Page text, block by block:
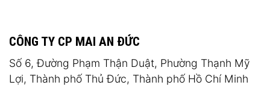
CÔNG TY CP MAI AN ĐỨC
Số 6, Đường Phạm Thận Duật, Phường Thạnh Mỹ
Lợi, Thành phố Thủ Đức, Thành phố Hồ Chí Minh